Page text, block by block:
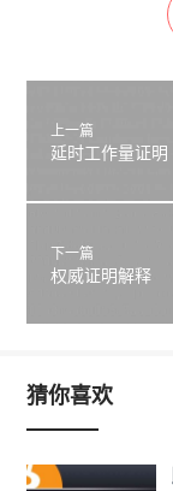
上一篇
延时工作量证明
下一篇
权威证明解释
猜你喜欢